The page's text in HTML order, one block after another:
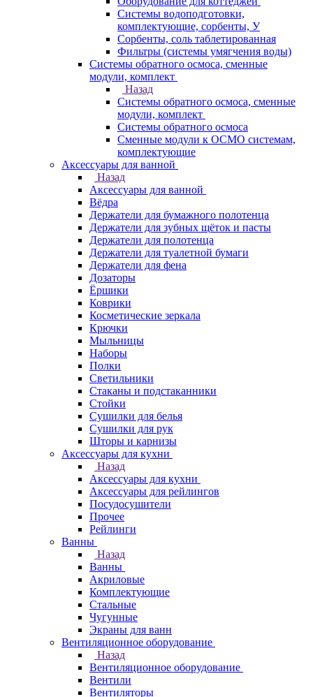
Системы водоподготовки,
комплектующие, сорбенты, У
Сорбенты, соль таблетированная
Фильтры (системы умягчения воды)
Системы обратного осмоса, сменные
модули, комплект
Назад
Системы обратного осмоса, сменные
модули, комплект
Системы обратного осмоса
Сменные модули к ОСМО системам,
комплектующие
Аксессуары для ванной
Назад
Аксессуары для ванной
Вёдра
Держатели для бумажного полотенца
Держатели для зубных щёток и пасты
Держатели для полотенца
Держатели для туалетной бумаги
Держатели для фена
Дозаторы
Ёршики
Коврики
Косметические зеркала
Крючки
Мыльницы
Наборы
Полки
Светильники
Стаканы и подстаканники
Стойки
Сушилки для белья
Сушилки для рук
Шторы и карнизы
Аксессуары для кухни
Назад
Аксессуары для кухни
Аксессуары для рейлингов
Посудосушители
Прочее
Рейлинги
Ванны
Назад
Ванны
Акриловые
Комплектующие
Стальные
Чугунные
Экраны для ванн
Вентиляционное оборудование
Назад
Вентиляционное оборудование
Вентили
Вентиляторы